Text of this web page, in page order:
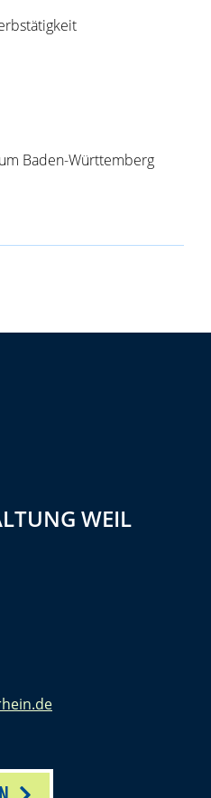
Baden-Württemberg
WEIL